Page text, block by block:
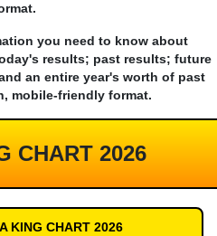
you need to know about
results; past results; future
an entire year's worth of past
mobile-friendly format.
CHART 2026
KING CHART 2026